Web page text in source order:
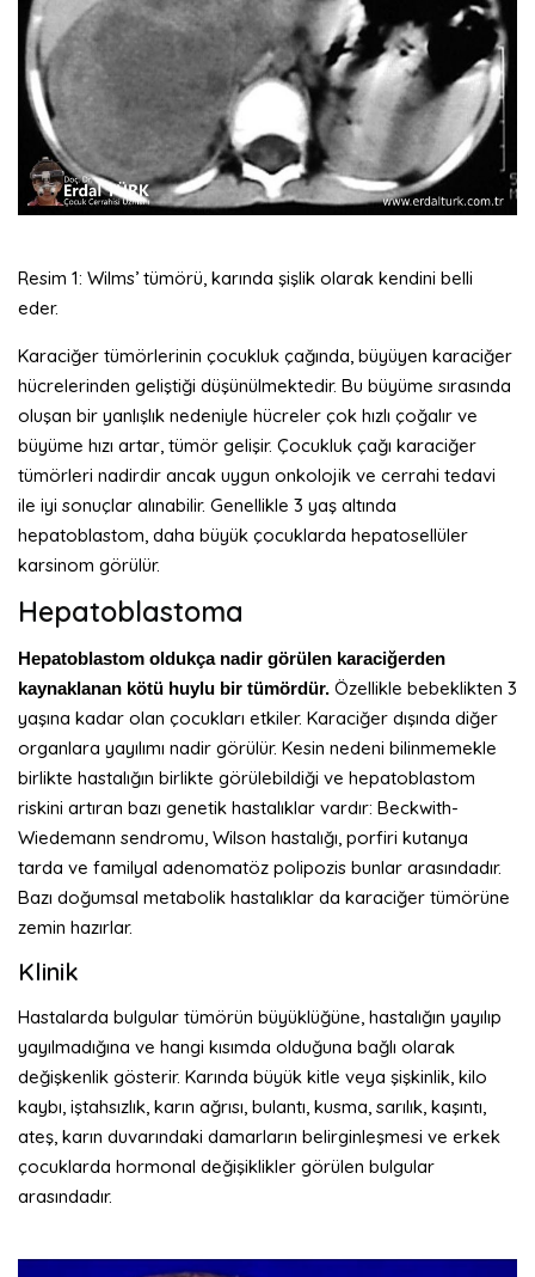
Resim 1: Wilms’ tümörü, karında şişlik olarak kendini belli
eder.
Karaciğer tümörlerinin çocukluk çağında, büyüyen karaciğer
hücrelerinden geliştiği düşünülmektedir. Bu büyüme sırasında
oluşan bir yanlışlık nedeniyle hücreler çok hızlı çoğalır ve
büyüme hızı artar, tümör gelişir. Çocukluk çağı karaciğer
tümörleri nadirdir ancak uygun onkolojik ve cerrahi tedavi
ile iyi sonuçlar alınabilir. Genellikle 3 yaş altında
hepatoblastom, daha büyük çocuklarda hepatosellüler
karsinom görülür.
Hepatoblastoma
Hepatoblastom oldukça nadir görülen karaciğerden
kaynaklanan kötü huylu bir tümördür. Özellikle bebeklikten 3
yaşına kadar olan çocukları etkiler. Karaciğer dışında diğer
organlara yayılımı nadir görülür. Kesin nedeni bilinmemekle
birlikte hastalığın birlikte görülebildiği ve hepatoblastom
riskini artıran bazı genetik hastalıklar vardır: Beckwith-
Wiedemann sendromu, Wilson hastalığı, porfiri kutanya
tarda ve familyal adenomatöz polipozis bunlar arasındadır.
Bazı doğumsal metabolik hastalıklar da karaciğer tümörüne
zemin hazırlar.
Klinik
Hastalarda bulgular tümörün büyüklüğüne, hastalığın yayılıp
yayılmadığına ve hangi kısımda olduğuna bağlı olarak
değişkenlik gösterir. Karında büyük kitle veya şişkinlik, kilo
kaybı, iştahsızlık, karın ağrısı, bulantı, kusma, sarılık, kaşıntı,
ateş, karın duvarındaki damarların belirginleşmesi ve erkek
çocuklarda hormonal değişiklikler görülen bulgular
arasındadır.